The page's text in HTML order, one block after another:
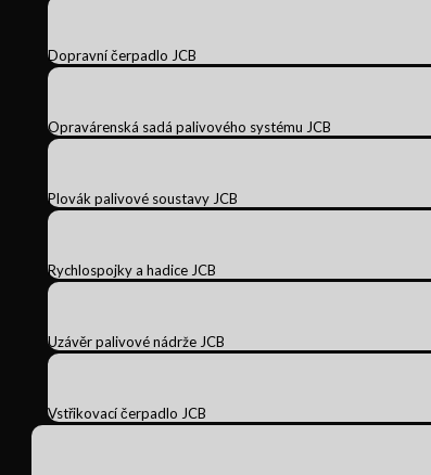
Dopravní čerpadlo JCB
Opravárenská sadá palivového systému JCB
Plovák palivové soustavy JCB
Rychlospojky a hadice JCB
Uzávěr palivové nádrže JCB
Vstřikovací čerpadlo JCB